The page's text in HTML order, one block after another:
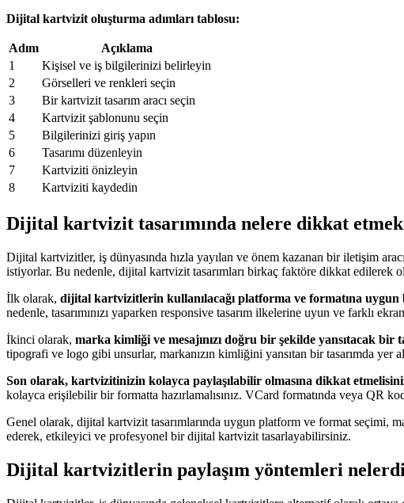
Dijital kartvizit oluşturma adımları tablosu:
Adım
Açıklama
1
Kişisel ve iş bilgilerinizi belirleyin
2
Görselleri ve renkleri seçin
3
Bir kartvizit tasarım aracı seçin
4
Kartvizit şablonunu seçin
5
Bilgilerinizi giriş yapın
6
Tasarımı düzenleyin
7
Kartviziti önizleyin
8
Kartviziti kaydedin
Dijital kartvizit tasarımında nelere dikkat
Dijital kartvizitler, iş dünyasında hızla yayılan ve önem kazanan bir iletişim
istiyorlar. Bu nedenle, dijital kartvizit tasarımları birkaç faktöre dikkat edilerek
İlk olarak, dijital kartvizitlerin kullanılacağı platforma ve formatına uygun
nedenle, tasarımınızı yaparken responsive tasarım ilkelerine uyun ve farklı
İkinci olarak, marka kimliği ve mesajınızı doğru bir şekilde yansıtacak bir
tipografi ve logo gibi unsurlar, markanızın kimliğini yansıtan bir tasarımda yer
Son olarak, kartvizitinizin kolayca paylaşılabilir olmasına dikkat
kolayca erişilebilir bir formatta hazırlamalısınız. VCard formatında veya QR
Genel olarak, dijital kartvizit tasarımlarında uygun platform ve format seçimi,
ederek, etkileyici ve profesyonel bir dijital kartvizit tasarlayabilirsiniz.
Dijital kartvizitlerin paylaşım yöntemleri